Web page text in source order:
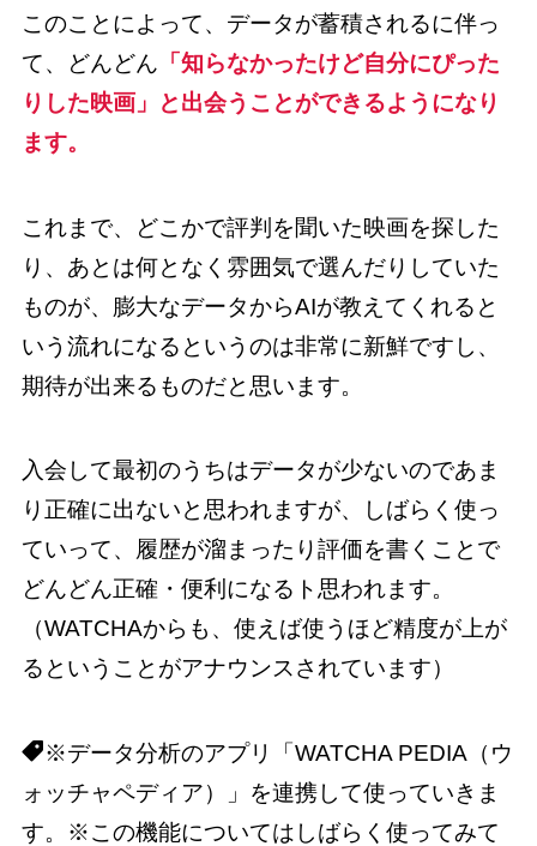
このことによって、データが蓄積されるに伴っ
て、どんどん 「知らなかったけど自分にぴった
りした映画」と出会うことができるようになり
ます。
これまで、どこかで評判を聞いた映画を探した
り、あとは何となく雰囲気で選んだりしていた
ものが、膨大なデータからAIが教えてくれると
いう流れになるというのは非常に新鮮ですし、
期待が出来るものだと思います。
入会して最初のうちはデータが少ないのであま
り正確に出ないと思われますが、しばらく使っ
ていって、履歴が溜まったり評価を書くことで
どんどん正確・便利になるト思われます。
（WATCHAからも、使えば使うほど精度が上が
るということがアナウンスされています）
※データ分析のアプリ「WATCHA PEDIA（ウ
ォッチャペディア）」を連携して使っていきま
す。※この機能についてはしばらく使ってみて